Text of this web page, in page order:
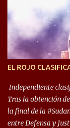
son protagonistas
argentino. De ella
transitó por la
años. Dock Sud es
foco de atención es
encuentro, más
deporte”, afirmó
EL ROJO
Independiente
Tras la obtención
la final de la
entre Defensa y